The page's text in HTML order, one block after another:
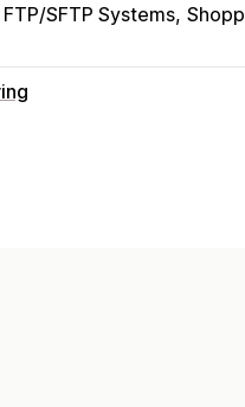
FTP/SFTP Systems